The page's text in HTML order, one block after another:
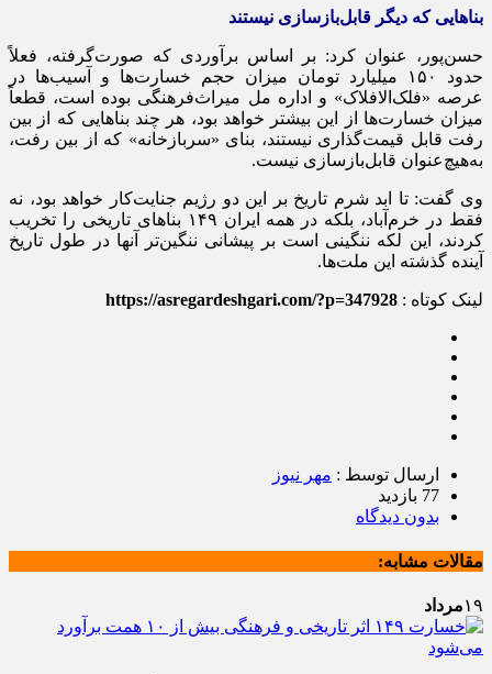
بناهایی که دیگر قابل‌بازسازی نیستند
حسن‌پور، عنوان کرد: بر اساس برآوردی که صورت‌گرفته، فعلاً
حدود ۱۵۰ میلیارد تومان میزان حجم خسارت‌ها و آسیب‌ها در
عرصه «فلک‌الافلاک» و اداره مل میراث‌فرهنگی بوده است، قطعاً
میزان خسارت‌ها از این بیشتر خواهد بود، هر چند بناهایی که از بین
رفت قابل قیمت‌گذاری نیستند، بنای «سربازخانه» که از بین رفت،
به‌هیچ‌عنوان قابل‌بازسازی نیست.
وی گفت: تا ابد شرم تاریخ بر این دو رژیم جنایت‌کار خواهد بود، نه
فقط در خرم‌آباد، بلکه در همه ایران ۱۴۹ بناهای تاریخی را تخریب
کردند، این لکه ننگینی است بر پیشانی ننگین‌تر آنها در طول تاریخ
آینده گذشته این ملت‌ها.
لینک کوتاه : https://asregardeshgari.com/?p=347928
ارسال توسط : مهر نیوز
77 بازدید
بدون دیدگاه
مقالات مشابه:
۱۹مرداد